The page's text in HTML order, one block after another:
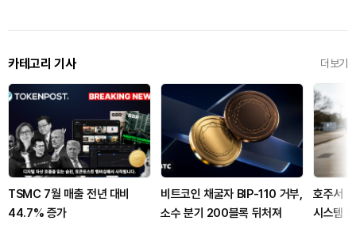
카테고리 기사 더보기
TSMC 7월 매출 전년 대비
44.7% 증가
비트코인 채굴자 BIP-110 거부,
소수 분기 200블록 뒤처져
호주서
시스템